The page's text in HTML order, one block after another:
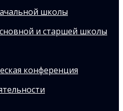
школы
и старшей школы
конференция